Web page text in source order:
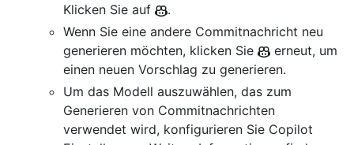
Klicken Sie auf
.
Wenn Sie eine andere Commitnachricht neu
generieren möchten, klicken Sie
erneut, um
einen neuen Vorschlag zu generieren.
Um das Modell auszuwählen, das zum
Generieren von Commitnachrichten
verwendet wird, konfigurieren Sie Copilot